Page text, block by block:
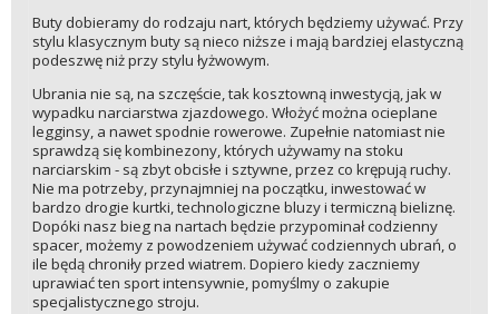
Buty dobieramy do rodzaju nart, których będziemy używać. Przy
stylu klasycznym buty są nieco niższe i mają bardziej elastyczną
podeszwę niż przy stylu łyżwowym.
Ubrania nie są, na szczęście, tak kosztowną inwestycją, jak w
wypadku narciarstwa zjazdowego. Włożyć można ocieplane
legginsy, a nawet spodnie rowerowe. Zupełnie natomiast nie
sprawdzą się kombinezony, których używamy na stoku
narciarskim - są zbyt obcisłe i sztywne, przez co krępują ruchy.
Nie ma potrzeby, przynajmniej na początku, inwestować w
bardzo drogie kurtki, technologiczne bluzy i termiczną bieliznę.
Dopóki nasz bieg na nartach będzie przypominał codzienny
spacer, możemy z powodzeniem używać codziennych ubrań, o
ile będą chroniły przed wiatrem. Dopiero kiedy zaczniemy
uprawiać ten sport intensywnie, pomyślmy o zakupie
specjalistycznego stroju.